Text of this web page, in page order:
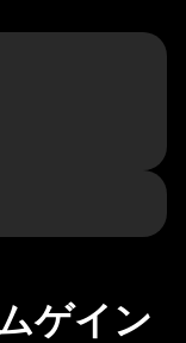
ゲイン